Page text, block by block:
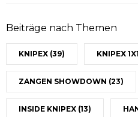
Beiträge nach Themen
KNIPEX (39) KNIPEX 1X1
ZANGEN SHOWDOWN (23)
INSIDE KNIPEX (13)